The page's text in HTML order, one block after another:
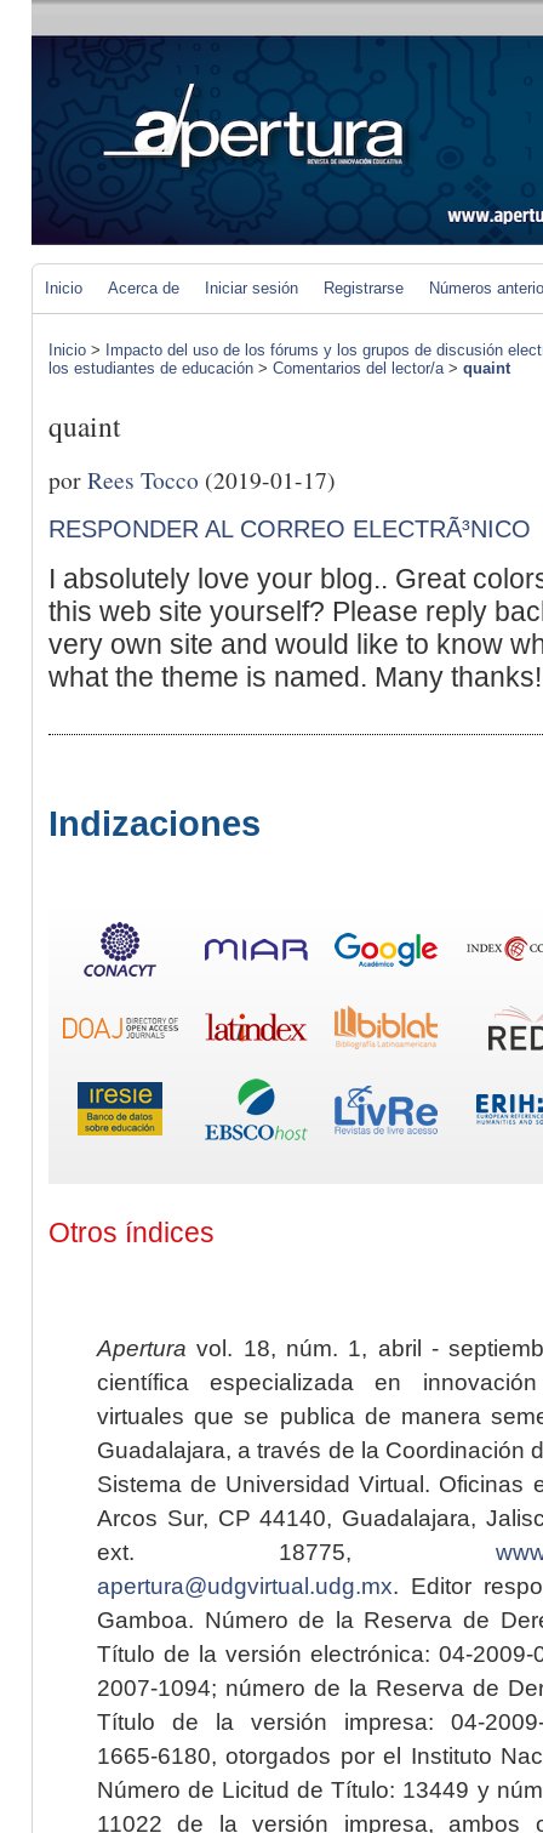
Inicio Acerca de Iniciar sesión Registrarse Números
Inicio > Impacto del uso de los fórums y los grupos de discusión
los estudiantes de educación > Comentarios del lector/a> quaint
quaint
porRees Tocco (2019-01-17)
RESPONDER AL CORREO ELECTRÃ³NICO
I absolutely love your blog.. Great
this web site yourself? Please reply
very own site and would like to know
what the theme is named. Many thanks!
Indizaciones
Otros índices
Apertura vol. 18, núm. 1, abril -
científica especializada en
virtuales que se publica de manera
Guadalajara, a través de la Coordinación
Sistema de Universidad Virtual. Oficinas
Arcos Sur, CP 44140, Guadalajara,
ext. 18775,
apertura@udgvirtual.udg.mx. Editor
Gamboa. Número de la Reserva de
Título de la versión electrónica: 04-2009-
2007-1094; número de la Reserva de
Título de la versión impresa: 04-2009-
1665-6180, otorgados por el Instituto
Número de Licitud de Título: 13449 y
11022 de la versión impresa, ambos